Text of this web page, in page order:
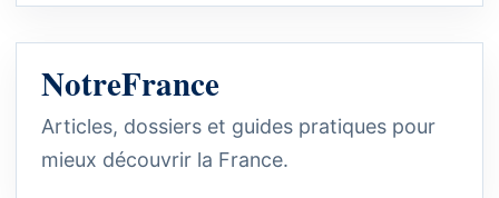
NotreFrance
Articles, dossiers et guides pratiques pour
mieux découvrir la France.